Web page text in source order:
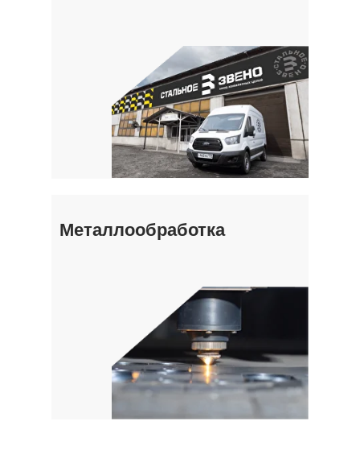
Металлообработка